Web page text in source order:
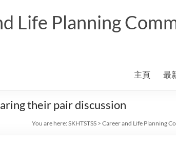
Life Planning
主頁 最
their pair discussion
You are here:SKHTSTSS > Career and Life Planning